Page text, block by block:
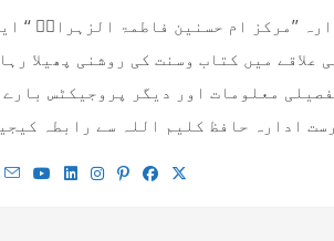
’’مرکز ام حسنین فاطمۃ الزہراءؓ ‘‘
علاقے میں کتاب وسنت کی روشنی پھیلا
کلیم اللہ سے رابطہ کیجیئے! 00923334687616 /